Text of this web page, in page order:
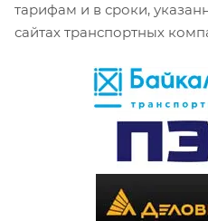
тарифам и в сроки,
сайтах транспортных